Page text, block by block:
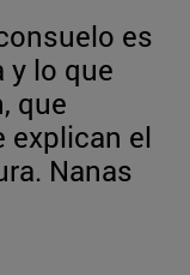
es
y lo que
que
explican el
Nanas